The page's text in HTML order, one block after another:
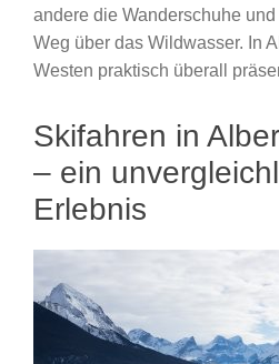
andere die Wanderschuhe
Weg über das Wildwasser. In
Westen praktisch überall
Skifahren in
– ein
Erlebnis